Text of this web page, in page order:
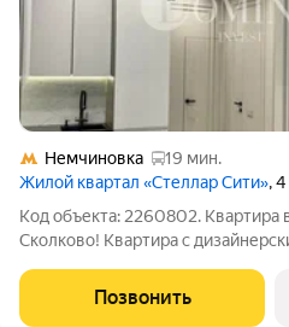
Немчиновка
19 мин.
Жилой квартал «Стеллар Сити»,
Код объекта: 2260802. Квартира
Сколково! Квартира с
Прописка г. Москва! Полная
лучшая планировка в доме:
Позвонить